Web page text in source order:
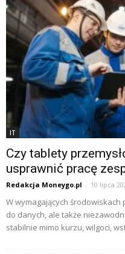
IT
Czy tablety
usprawnić pracę
Redakcja Moneygo.pl - 10 lipca
W wymagających
do danych, ale także
stabilnie mimo kurzu, wilgoci,